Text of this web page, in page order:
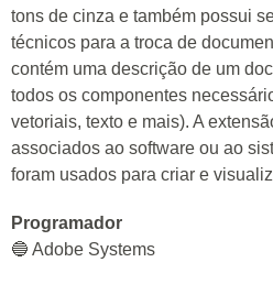
tons de cinza e também possui
técnicos para a troca de
contém uma descrição de um
todos os componentes
vetoriais, texto e mais). A
associados ao software ou ao
foram usados para criar e
Programador
🔵 Adobe Systems